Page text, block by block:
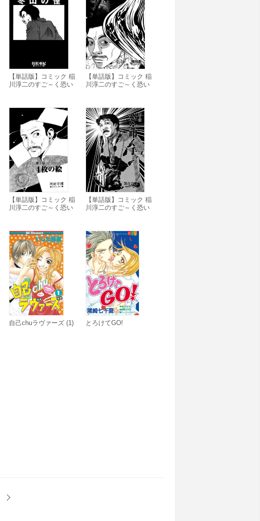
【単話版】コミック 稲
川淳二のすご～く恐い
【単話版】コミック 稲
川淳二のすご～く恐い
【単話版】コミック 稲
川淳二のすご～く恐い
【単話版】コミック 稲
川淳二のすご～く恐い
自己chuラヴァーズ (1) とろけてGO!